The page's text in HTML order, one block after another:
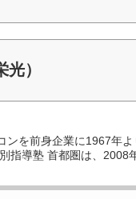
）
ンを前身企業に1967年
指導塾 首都圏は、2008